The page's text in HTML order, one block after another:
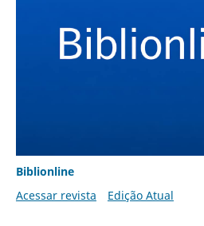
Biblionline
Acessar revista
Edição Atual